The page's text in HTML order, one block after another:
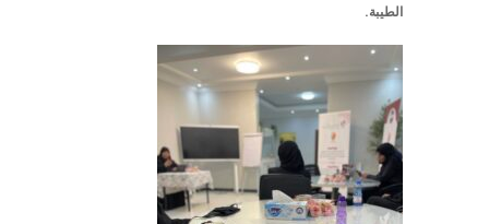
الطيبة.